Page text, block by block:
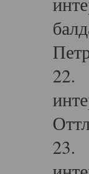
22.
23.